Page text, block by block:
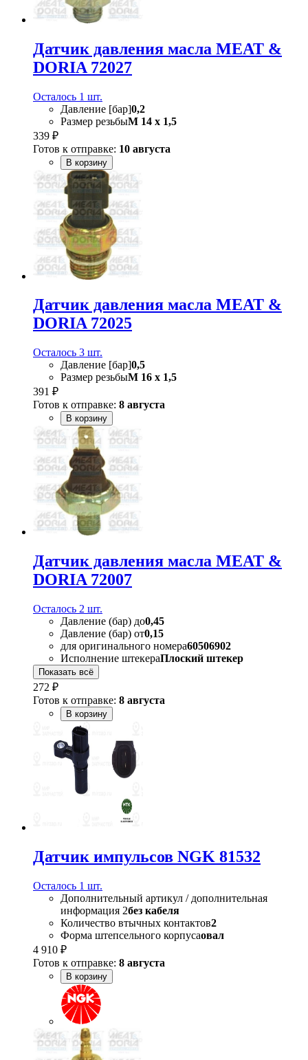
Датчик давления масла MEAT &
DORIA 72027
Осталось 1 шт.
Давление [бар]0,2
Размер резьбыM 14 x 1,5
339 ₽
Готов к отправке: 10 августа
В корзину
Датчик давления масла MEAT &
DORIA 72025
Осталось 3 шт.
Давление [бар]0,5
Размер резьбыM 16 x 1,5
391 ₽
Готов к отправке: 8 августа
В корзину
Датчик давления масла MEAT &
DORIA 72007
Осталось 2 шт.
Давление (бар) до0,45
Давление (бар) от0,15
для оригинального номера60506902
Исполнение штекераПлоский штекер
Показать всё
272 ₽
Готов к отправке: 8 августа
В корзину
Датчик импульсов NGK 81532
Осталось 1 шт.
Дополнительный артикул / дополнительная
информация 2без кабеля
Количество втычных контактов2
Форма штепсельного корпусаовал
4 910 ₽
Готов к отправке: 8 августа
В корзину